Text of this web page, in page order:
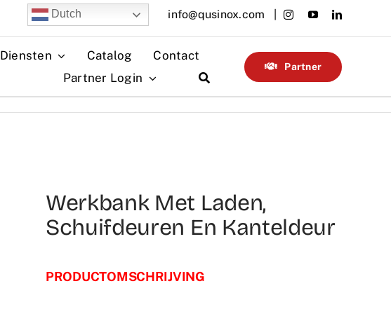
Dutch info@qusinox.com |
Diensten Catalog
Contact
Partner Login
Partner
Werkbank Met Laden,
Schuifdeuren En Kanteldeur
PRODUCTOMSCHRIJVING